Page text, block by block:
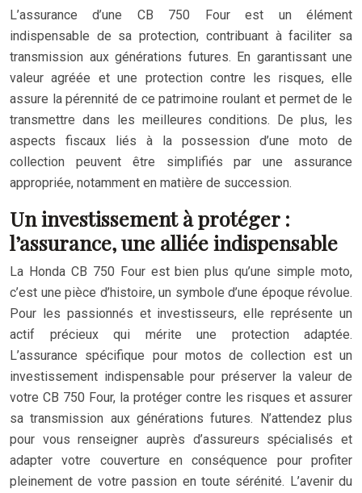
L’assurance d’une CB 750 Four est un élément
indispensable de sa protection, contribuant à faciliter sa
transmission aux générations futures. En garantissant une
valeur agréée et une protection contre les risques, elle
assure la pérennité de ce patrimoine roulant et permet de le
transmettre dans les meilleures conditions. De plus, les
aspects fiscaux liés à la possession d’une moto de
collection peuvent être simplifiés par une assurance
appropriée, notamment en matière de succession.
Un investissement à protéger :
l’assurance, une alliée indispensable
La Honda CB 750 Four est bien plus qu’une simple moto,
c’est une pièce d’histoire, un symbole d’une époque révolue.
Pour les passionnés et investisseurs, elle représente un
actif précieux qui mérite une protection adaptée.
L’assurance spécifique pour motos de collection est un
investissement indispensable pour préserver la valeur de
votre CB 750 Four, la protéger contre les risques et assurer
sa transmission aux générations futures. N’attendez plus
pour vous renseigner auprès d’assureurs spécialisés et
adapter votre couverture en conséquence pour profiter
pleinement de votre passion en toute sérénité. L’avenir du